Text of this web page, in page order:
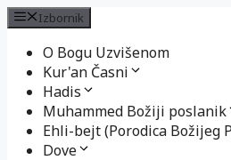
Izbornik
O Bogu Uzvišenom
Kur'an Časni
Hadis
Muhammed Božiji poslanik
Ehli-bejt (Porodica Božijeg
Dove